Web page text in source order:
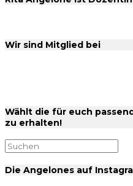
Wir sind Mitglied bei
Wählt die für euch
zu erhalten!
Die Angelones auf